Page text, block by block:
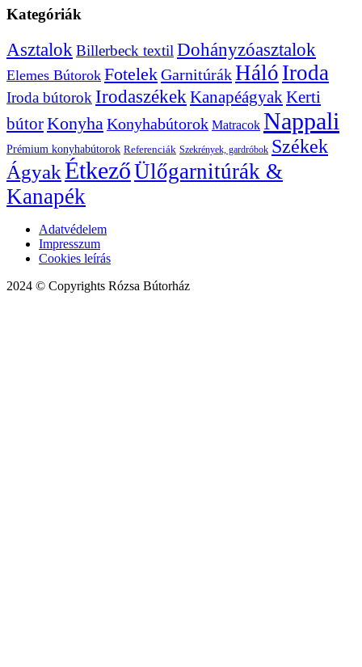
Kategóriák
Asztalok Billerbeck textil Dohányzóasztalok
Elemes Bútorok FotelekGarnitúrákHáló Iroda
Iroda bútorok Irodaszékek Kanapéágyak Kerti
bútorKonyha Konyhabútorok Matracok Nappali
Prémium konyhabútorok Referenciák Szekrények, gardróbok Székek
ÁgyakÉtkezőÜlőgarnitúrák &
Kanapék
Adatvédelem
Impresszum
Cookies leírás
2024 © Copyrights Rózsa Bútorház